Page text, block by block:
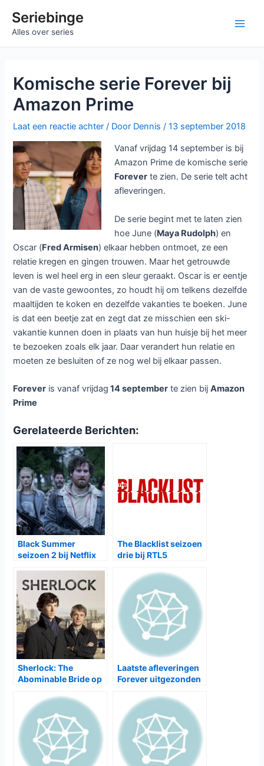
naarSeriebinge
Alles over series
Komische serie Forever bij
Amazon Prime
Laat een reactie achter / Door Dennis/13 september 2018
Vanaf vrijdag 14 september is bij
Amazon Prime de komische serie
Forever te zien. De serie telt acht
afleveringen.
De serie begint met te laten zien
hoe June (Maya Rudolph) en
Oscar (Fred Armisen) elkaar hebben ontmoet, ze een
relatie kregen en gingen trouwen. Maar het getrouwde
leven is wel heel erg in een sleur geraakt. Oscar is er eentje
van de vaste gewoontes, zo houdt hij om telkens dezelfde
maaltijden te koken en dezelfde vakanties te boeken. June
is dat een beetje zat en zegt dat ze misschien een ski-
vakantie kunnen doen in plaats van hun huisje bij het meer
te bezoeken zoals elk jaar. Daar verandert hun relatie en
moeten ze besluiten of ze nog wel bij elkaar passen.
Forever is vanaf vrijdag 14 september te zien bijAmazon
Prime
Gerelateerde Berichten:
Black Summer
seizoen 2 bij Netflix
The Blacklist seizoen
drie bij RTL5
Sherlock: The
Abominable Bride op
Laatste afleveringen
Forever uitgezonden